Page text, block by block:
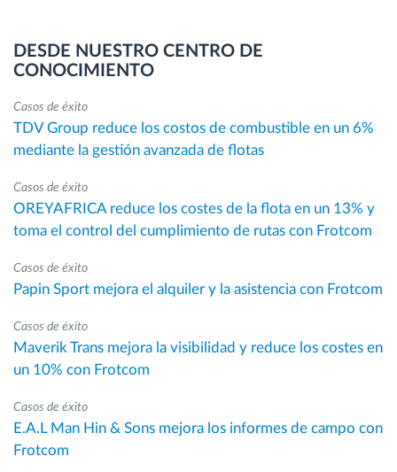
DESDE NUESTRO CENTRO DE
CONOCIMIENTO
Casos de éxito
TDV Group reduce los costos de combustible en un 6%
mediante la gestión avanzada de flotas
Casos de éxito
OREYAFRICA reduce los costes de la flota en un 13% y
toma el control del cumplimiento de rutas con Frotcom
Casos de éxito
Papin Sport mejora el alquiler y la asistencia con Frotcom
Casos de éxito
Maverik Trans mejora la visibilidad y reduce los costes en
un 10% con Frotcom
Casos de éxito
E.A.L Man Hin & Sons mejora los informes de campo con
Frotcom